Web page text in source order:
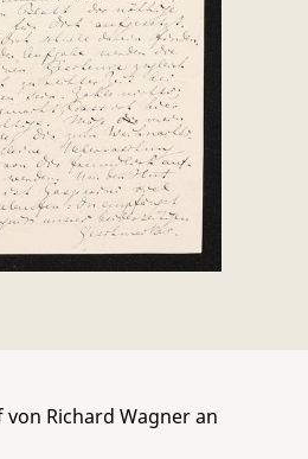
Richard Wagner an